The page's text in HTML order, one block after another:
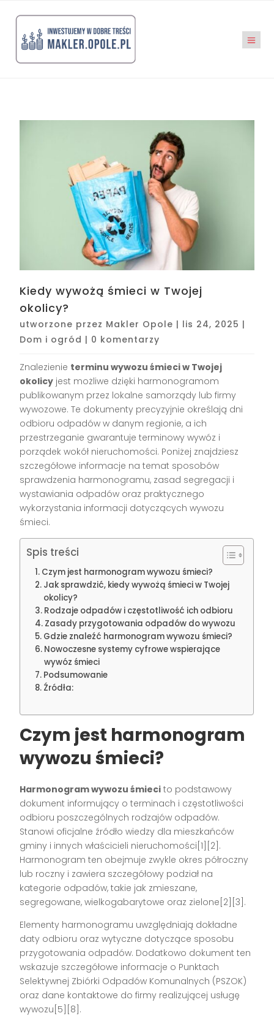
Kiedy wywożą śmieci w Twojej
okolicy?
utworzone przez Makler Opole | lis 24, 2025 |
Dom i ogród | 0 komentarzy
Znalezienie terminu wywozu śmieci w Twojej
okolicy jest możliwe dzięki harmonogramom
publikowanym przez lokalne samorządy lub firmy
wywozowe. Te dokumenty precyzyjnie określają dni
odbioru odpadów w danym regionie, a ich
przestrzeganie gwarantuje terminowy wywóz i
porządek wokół nieruchomości. Poniżej znajdziesz
szczegółowe informacje na temat sposobów
sprawdzenia harmonogramu, zasad segregacji i
wystawiania odpadów oraz praktycznego
wykorzystania informacji dotyczących wywozu
śmieci.
Spis treści
Czym jest harmonogram wywozu śmieci?
Jak sprawdzić, kiedy wywożą śmieci w Twojej
okolicy?
Rodzaje odpadów i częstotliwość ich odbioru
Zasady przygotowania odpadów do wywozu
Gdzie znaleźć harmonogram wywozu śmieci?
Nowoczesne systemy cyfrowe wspierające
wywóz śmieci
Podsumowanie
Źródła:
Czym jest harmonogram
wywozu śmieci?
Harmonogram wywozu śmieci to podstawowy
dokument informujący o terminach i częstotliwości
odbioru poszczególnych rodzajów odpadów.
Stanowi oficjalne źródło wiedzy dla mieszkańców
gminy i innych właścicieli nieruchomości[1][2].
Harmonogram ten obejmuje zwykle okres półroczny
lub roczny i zawiera szczegółowy podział na
kategorie odpadów, takie jak zmieszane,
segregowane, wielkogabarytowe oraz zielone[2][3].
Elementy harmonogramu uwzględniają dokładne
daty odbioru oraz wytyczne dotyczące sposobu
przygotowania odpadów. Dodatkowo dokument ten
wskazuje szczegółowe informacje o Punktach
Selektywnej Zbiórki Odpadów Komunalnych (PSZOK)
oraz dane kontaktowe do firmy realizującej usługę
wywozu[5][8].